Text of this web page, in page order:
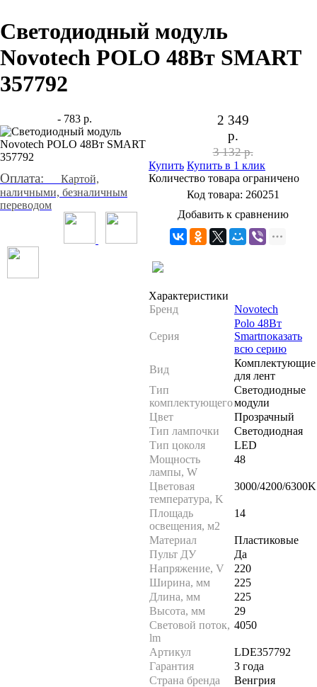
Светодиодный модуль
Novotech POLO 48Вт SMART
357792
- 783 р.
Оплата: Картой,
наличными, безналичным
переводом
2 349
р.
3 132 р.
Купить Купить в 1 клик
Количество товара ограничено
Код товара: 260251
Добавить к сравнению
Характеристики
Бренд
Novotech
Серия
Polo 48Вт
Smartпоказать
всю серию
Вид
Комплектующие
для лент
Тип
комплектующего
Светодиодные
модули
Цвет
Прозрачный
Тип лампочки
Светодиодная
Тип цоколя
LED
Мощность
лампы, W
48
Цветовая
температура, K
3000/4200/6300K
Площадь
освещения, м2
14
Материал
Пластиковые
Пульт ДУ
Да
Напряжение, V
220
Ширина, мм
225
Длина, мм
225
Высота, мм
29
Световой поток,
lm
4050
Артикул
LDE357792
Гарантия
3 года
Страна бренда
Венгрия